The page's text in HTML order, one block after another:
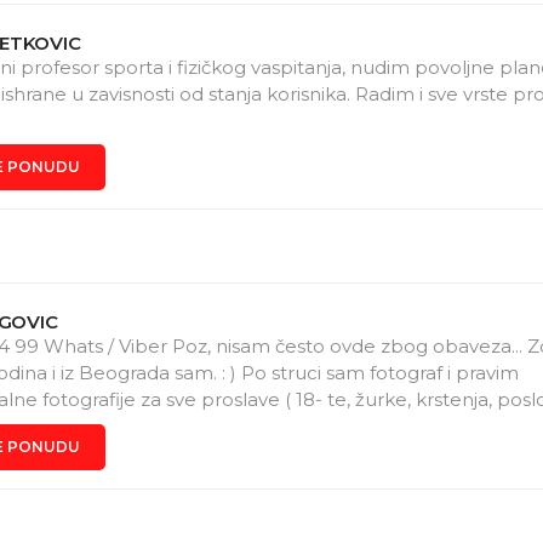
profesor sporta i fizičkog vaspitanja, nudim povoljne
u zavisnosti od stanja korisnika. Radim i sve vrste
PONUDU
99 Whats / Viber Poz, nisam često ovde zbog obaveza...
i iz Beograda sam. : ) Po struci sam fotograf i pravim
fotografije za sve proslave ( 18- te, žurke, krstenja,
) Takođe velika ljubav : )) mi je muzika ( zavrsio sam
časove : - Klavira - Solfedja - Gitare Deca / Odrasli
PONUDU